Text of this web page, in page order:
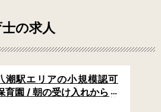
の求人
潮駅エリアの小規模認可
育園 / 朝の受け入れからお